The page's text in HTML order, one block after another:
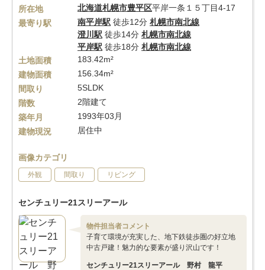
所在地 北海道札幌市豊平区平岸一条１５丁目4-17
最寄り駅
南平岸駅 徒歩12分 札幌市南北線
澄川駅 徒歩14分 札幌市南北線
平岸駅 徒歩18分 札幌市南北線
土地面積
183.42m²
建物面積
156.34m²
間取り
5SLDK
階数
2階建て
築年月
1993年03月
建物現況
居住中
画像カテゴリ
外観 間取り リビング
センチュリー21スリーアール
物件担当者コメント
子育て環境が充実した、地下鉄徒歩圏の好立地
中古戸建！魅力的な要素が盛り沢山です！
センチュリー21スリーアール 野村 龍平